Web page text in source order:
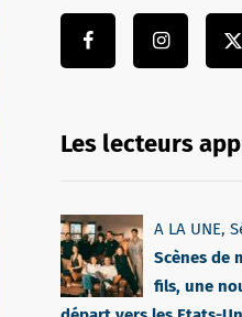
Les lecteurs
A LA UNE,
Scènes de
fils, une